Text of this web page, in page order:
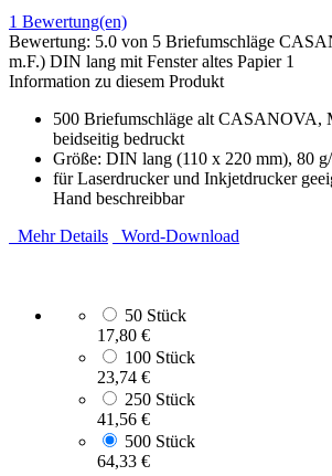
1 Bewertung(en)
Bewertung: 5.0 von 5 Briefumschläge
m.F.) DIN lang mit Fenster altes Papier 1
Information zu diesem Produkt
500 Briefumschläge alt CASANOVA,
beidseitig bedruckt
Größe: DIN lang (110 x 220 mm), 80
für Laserdrucker und Inkjetdrucker
Hand beschreibbar
Mehr Details
Word-Download
50 Stück
17,80 €
100 Stück
23,74 €
250 Stück
41,56 €
500 Stück
64,33 €